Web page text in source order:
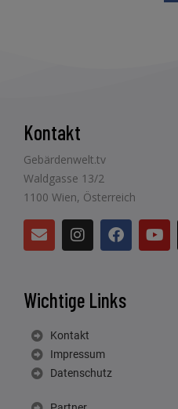
Kontakt
Gebärdenwelt.tv
Waldgasse 13/2
1100 Wien, Österreich
Wichtige Links
Kontakt
Impressum
Datenschutz